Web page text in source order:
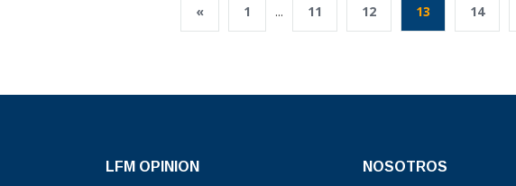
« 1 ... 11 12 13 14
LFM OPINION NOSOTROS